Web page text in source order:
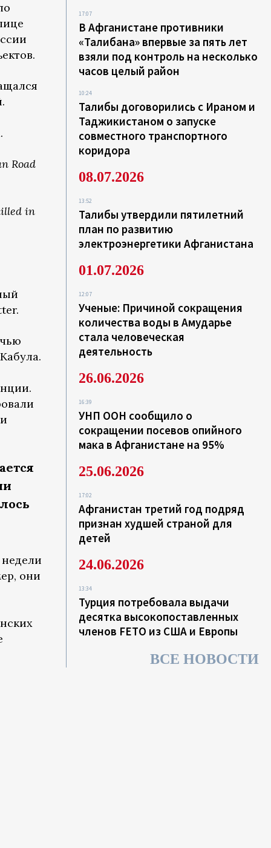
Road
in
они
17:07
В Афганистане противники
«Талибана» впервые за пять лет
взяли под контроль на несколько
часов целый район
10:24
Талибы договорились с Ираном и
Таджикистаном о запуске
совместного транспортного
коридора
08.07.2026
13:52
Талибы утвердили пятилетний
план по развитию
электроэнергетики Афганистана
01.07.2026
12:07
Ученые: Причиной сокращения
количества воды в Амударье
стала человеческая
деятельность
26.06.2026
16:39
УНП ООН сообщило о
сокращении посевов опийного
мака в Афганистане на 95%
25.06.2026
17:02
Афганистан третий год подряд
признан худшей страной для
детей
24.06.2026
13:34
Турция потребовала выдачи
десятка высокопоставленных
членов FETО из США и Европы
ВСЕ НОВОСТИ